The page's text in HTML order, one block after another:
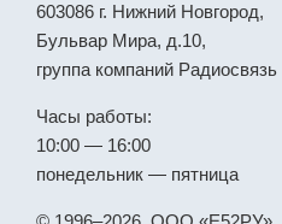
603086 г. Нижний Новгород,
Бульвар Мира, д.10,
группа компаний Радиосвязь
Часы работы:
10:00 — 16:00
понедельник — пятница